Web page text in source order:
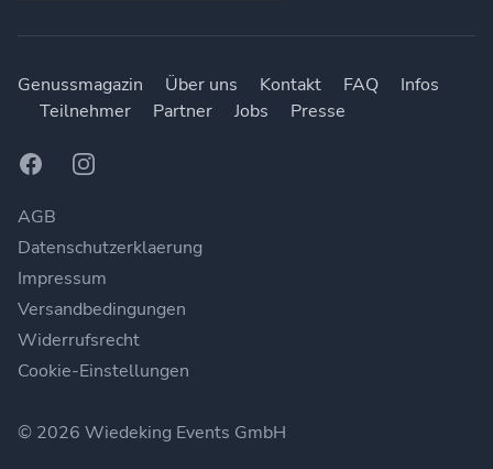
Genussmagazin Über uns Kontakt FAQ
Infos
Teilnehmer
Partner Jobs Presse
FacebookInstagram
AGB
Datenschutzerklaerung
Impressum
Versandbedingungen
Widerrufsrecht
Cookie-Einstellungen
© 2026 Wiedeking Events GmbH